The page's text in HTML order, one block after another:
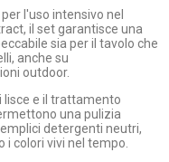
l'uso intensivo nel
il set garantisce una
sia per il tavolo che
anche su
outdoor.
lisce e il trattamento
una pulizia
detergenti neutri,
i colori vivi nel tempo.